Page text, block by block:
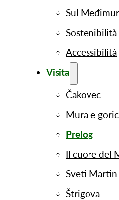
Sul
Sostenibilità
Accessibilità
Visita
Čakovec
Mura e
Prelog
Il cuore del
Sveti
Štrigova